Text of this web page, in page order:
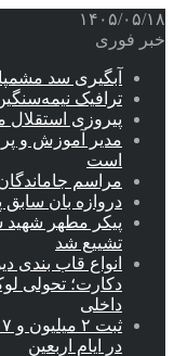
۱۴۰۵/۰۵/۱۸
خبر فوری
آبگیری سد
ترافیک
پیروزی استقلال
است
مراسم
دروازه بان
پیکر مطهر شهید
تشییع شد
انواع قاب بندی
دکارت؛ تحولی
داخلی
در ایام اربعین